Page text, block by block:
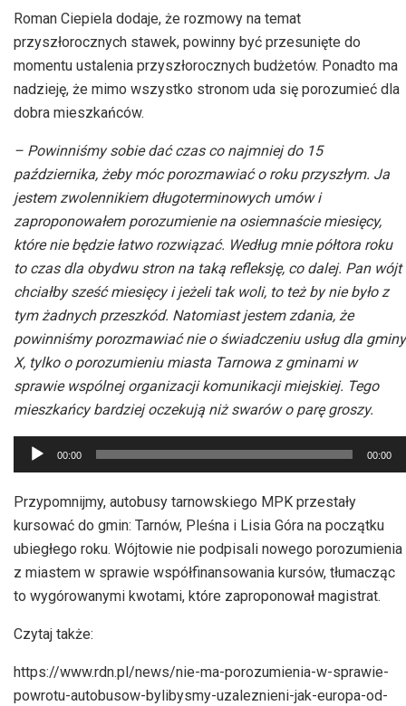
dźwiękowych
Roman Ciepiela dodaje, że rozmowy na temat
przyszłorocznych stawek, powinny być przesunięte do
momentu ustalenia przyszłorocznych budżetów. Ponadto ma
nadzieję, że mimo wszystko stronom uda się porozumieć dla
dobra mieszkańców.
– Powinniśmy sobie dać czas co najmniej do 15
października, żeby móc porozmawiać o roku przyszłym. Ja
jestem zwolennikiem długoterminowych umów i
zaproponowałem porozumienie na osiemnaście miesięcy,
które nie będzie łatwo rozwiązać. Według mnie półtora roku
to czas dla obydwu stron na taką refleksję, co dalej. Pan wójt
chciałby sześć miesięcy i jeżeli tak woli, to też by nie było z
tym żadnych przeszkód. Natomiast jestem zdania, że
powinniśmy porozmawiać nie o świadczeniu usług dla gminy
X, tylko o porozumieniu miasta Tarnowa z gminami w
sprawie wspólnej organizacji komunikacji miejskiej. Tego
mieszkańcy bardziej oczekują niż swarów o parę groszy.
Odtwarzacz
plików
dźwiękowych
00:00 00:00
Przypomnijmy, autobusy tarnowskiego MPK przestały
kursować do gmin: Tarnów, Pleśna i Lisia Góra na początku
ubiegłego roku. Wójtowie nie podpisali nowego porozumienia
z miastem w sprawie współfinansowania kursów, tłumacząc
to wygórowanymi kwotami, które zaproponował magistrat.
Czytaj także:
https://www.rdn.pl/news/nie-ma-porozumienia-w-sprawie-
powrotu-autobusow-bylibysmy-uzaleznieni-jak-europa-od-